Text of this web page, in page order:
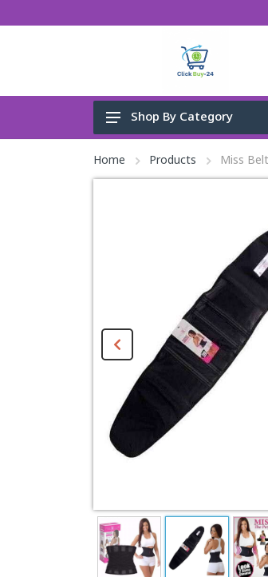
Gadget & Electronics
Cleaning Supplies
Fashion & Lifestyle
Health & Beauty
View All Categories
Shop By Category
Home Products Miss